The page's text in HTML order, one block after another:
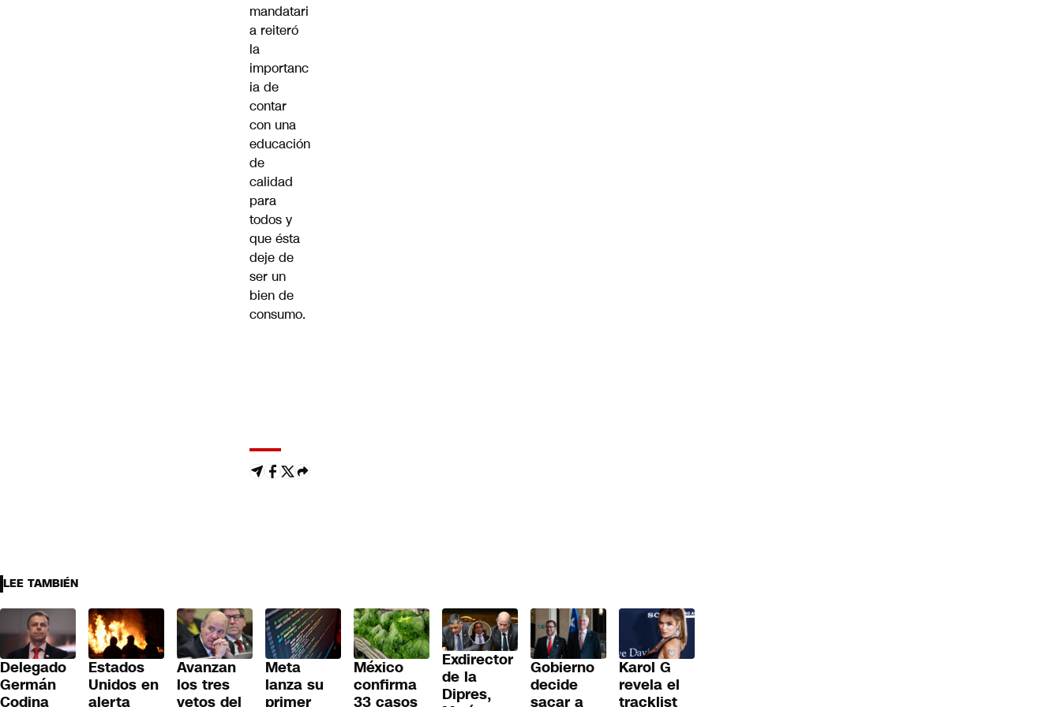
mandatari
a reiteró
la
importanc
ia de
contar
con una
educación
de
calidad
para
todos y
que ésta
deje de
ser un
bien de
consumo.
LEE TAMBIÉN
Delegado
Germán
Codina
Estados
Unidos en
alerta
Avanzan
los tres
vetos del
Meta
lanza su
primer
México
confirma
33 casos
Exdirector
de la
Dipres,
Gobierno
decide
sacar a
Karol G
revela el
tracklist